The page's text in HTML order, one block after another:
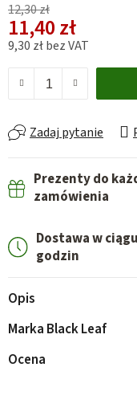
12,30 zł
11,40 zł
9,30 zł bez VAT
Zadaj pytanie
Prezenty do
zamówienia
Dostawa w
godzin
Opis
Marka Black Leaf
Ocena